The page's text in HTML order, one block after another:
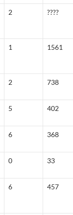
2 ????
1 1561
2 738
5 402
6 368
0 33
6 457